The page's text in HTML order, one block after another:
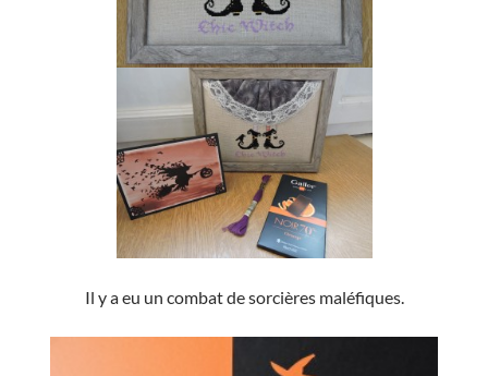
Il y a eu un combat de sorcières maléfiques.